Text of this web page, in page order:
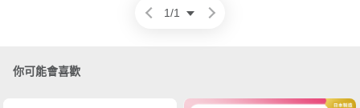
1/1
你可能會喜歡